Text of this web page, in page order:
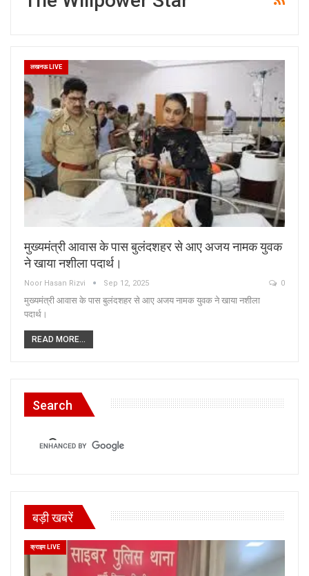
लखनऊ LIVE
मुख्यमंत्री आवास के पास बुलंदशहर से आए अजय नामक युवक
ने खाया नशीला पदार्थ।
Noor Hasan Rizvi Sep 12, 2025 0
मुख्यमंत्री आवास के पास बुलंदशहर से आए अजय नामक युवक ने खाया नशीला
पदार्थ।
READ MORE...
Search
बड़ी खबरें
क्राइम LIVE